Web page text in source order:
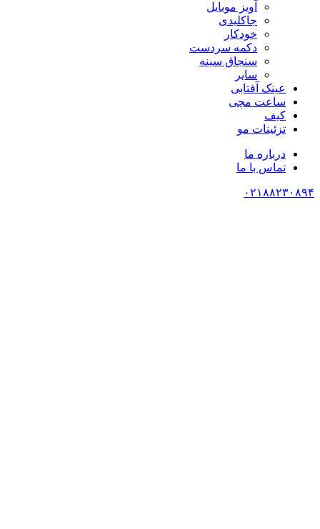
آویز موبایل
جاکلیدی
خودکار
دکمه سردست
سنجاق سینه
سایر
عینک آفتابی
ساعت مچی
کیف
تزئینات مو
درباره ما
تماس با ما
۰۲۱۸۸۲۳۰۸۹۴